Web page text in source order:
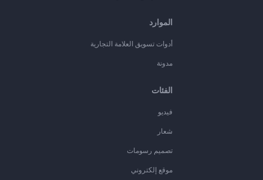
الموارد
أدوات تسويق العلامة التجارية
مدونة
الفئات
فيديو
شعار
تصميم رسومات
موقع إلكتروني